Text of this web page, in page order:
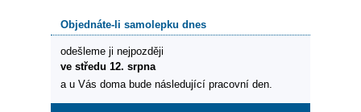
Objednáte-li samolepku dnes
odešleme ji nejpozději
ve středu 12. srpna
a u Vás doma bude následující pracovní den.